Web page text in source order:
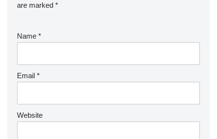
are marked *
Name *
Email *
Website